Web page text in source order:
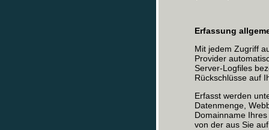
Erfassung
Mit jedem Zugriff
Provider
Server-Logfiles
Rückschlüsse auf
Erfasst werden
Datenmenge,
Domainname
von der aus Sie